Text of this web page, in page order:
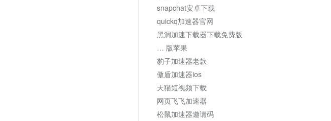
snapchat安卓下载
quickq加速器官网
黑洞加速下载器下载免费版
… 版苹果
豹子加速器老款
傲盾加速器ios
天猫短视频下载
网页飞飞加速器
松鼠加速器邀请码